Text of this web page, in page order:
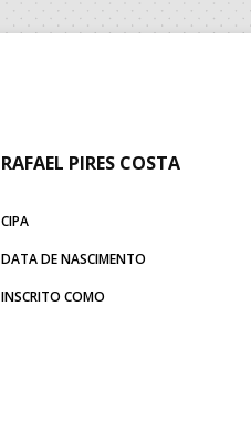
RAFAEL PIRES COSTA
CIPA
DATA DE NASCIMENTO
INSCRITO COMO